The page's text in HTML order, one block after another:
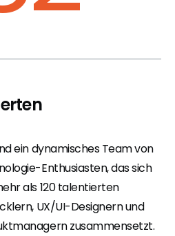
ein dynamisches Team von
Enthusiasten, das sich
als 120 talentierten
UX/UI-Designern und
zusammensetzt.